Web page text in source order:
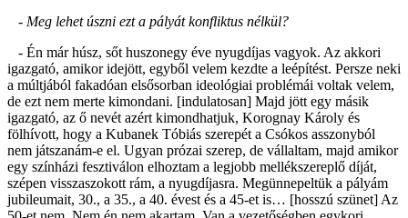
- Meg lehet úszni ezt a pályát konfliktus nélkül?
- Én már húsz, sőt huszonegy éve nyugdíjas vagyok. Az akkori
igazgató, amikor idejött, egyből velem kezdte a leépítést. Persze neki
a múltjából fakadóan elsősorban ideológiai problémái voltak velem,
de ezt nem merte kimondani. [indulatosan] Majd jött egy másik
igazgató, az ő nevét azért kimondhatjuk, Korognay Károly és
fölhívott, hogy a Kubanek Tóbiás szerepét a Csókos asszonyból
nem játszanám-e el. Ugyan prózai szerep, de vállaltam, majd amikor
egy színházi fesztiválon elhoztam a legjobb mellékszereplő díját,
szépen visszaszokott rám, a nyugdíjasra. Megünnepeltük a pályám
jubileumait, 30., a 35., a 40. évest és a 45-et is… [hosszú szünet] Az